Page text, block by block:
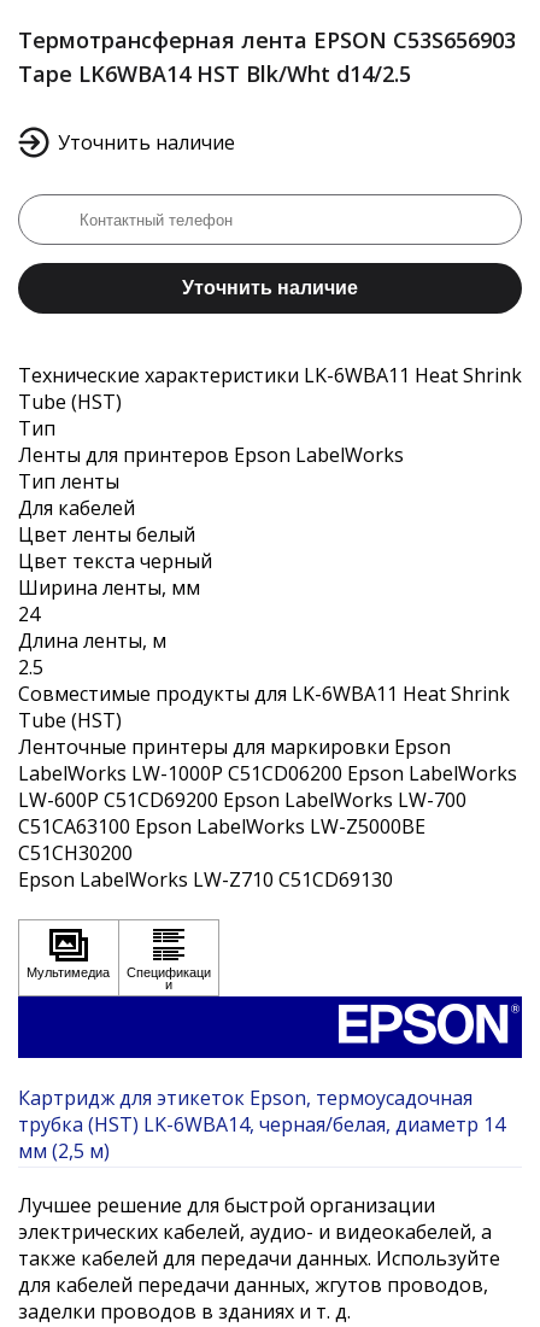
Термотрансферная лента EPSON C53S656903
Tape LK6WBA14 HST Blk/Wht d14/2.5
Уточнить наличие
Уточнить наличие
Технические характеристики LK-6WBA11 Heat Shrink
Tube (HST)
Тип
Ленты для принтеров Epson LabelWorks
Тип ленты
Для кабелей
Цвет ленты белый
Цвет текста черный
Ширина ленты, мм
24
Длина ленты, м
2.5
Совместимые продукты для LK-6WBA11 Heat Shrink
Tube (HST)
Ленточные принтеры для маркировки Epson
LabelWorks LW-1000P C51CD06200 Epson LabelWorks
LW-600P C51CD69200 Epson LabelWorks LW-700
C51CA63100 Epson LabelWorks LW-Z5000BE
C51CH30200
Epson LabelWorks LW-Z710 C51CD69130
Картридж для этикеток Epson, термоусадочная
трубка (HST) LK-6WBA14, черная/белая, диаметр 14
мм (2,5 м)
Лучшее решение для быстрой организации
электрических кабелей, аудио- и видеокабелей, а
также кабелей для передачи данных. Используйте
для кабелей передачи данных, жгутов проводов,
заделки проводов в зданиях и т. д.